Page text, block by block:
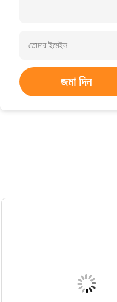
জমা দিন